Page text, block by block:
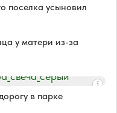
поселка усыновил
у матери из-за
в парке